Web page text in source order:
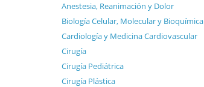
Anestesia, Reanimación y Dolor
Biología Celular, Molecular y Bioquímica
Cardiología y Medicina Cardiovascular
Cirugía
Cirugía Pediátrica
Cirugía Plástica